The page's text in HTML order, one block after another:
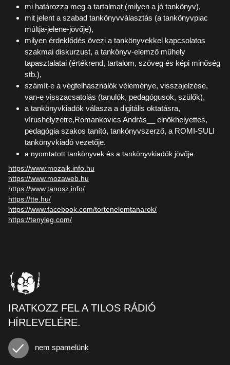
mi határozza meg a tartalmat (milyen a jó tankönyv),
mit jelent a szabad tankönyvválasztás (a tankönyvpiac
múltja-jelene-jövője),
milyen érdeklődés övezi a tankönyvekkel kapcsolatos
szakmai diskurzust, a tankönyv-elemző műhely
tapasztalatai (értékrend, tartalom, szöveg és képi minőség
stb.),
számít-e a végfelhasználók véleménye, visszajelzése,
van-e visszacsatolás (tanulók, pedagógusok, szülők),
a tankönyvkiadók válasza a digitális oktatásra,
vírushelyzetre,Romankovics András__ elnökhelyettes,
pedagógia szakos tanító, tankönyvszerző, a ROMI-SULI
tankönyvkiadó vezetője.
a nyomtatott tankönyvek és a tankönyvkiadók jövője.
https://www.mozaik.info.hu
https://www.mozaweb.hu
https://www.tanosz.info/
https://tte.hu/
https://www.facebook.com/tortenelemtanarok/
https://tenyleg.com/
IRATKOZZ FEL A TILOS RÁDIÓ
HÍRLEVELÉRE.
nem spamelünk